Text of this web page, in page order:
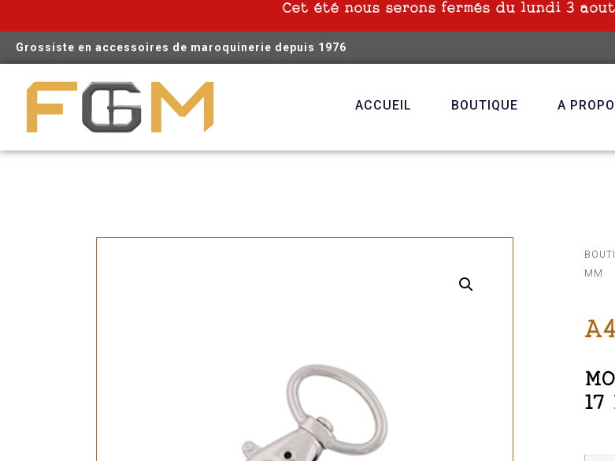
Cet été nous serons fermés du lundi 3
Grossiste en accessoires de maroquinerie depuis 1976
ACCUEIL BOUTIQUE A
MM
17